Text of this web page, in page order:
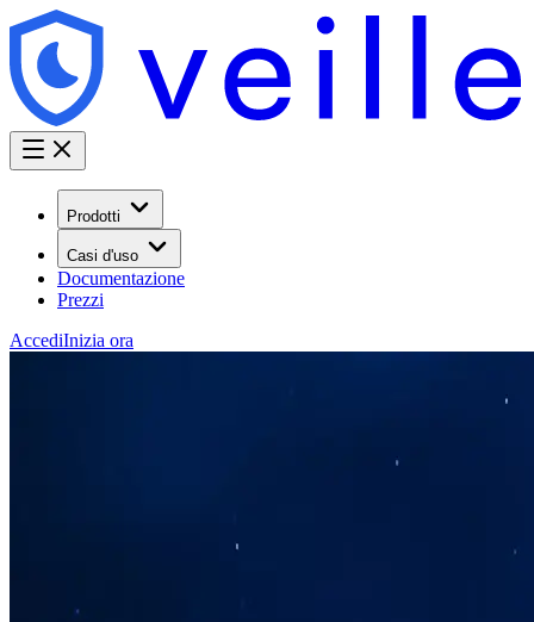
Prodotti
Casi d'uso
Documentazione
Prezzi
AccediInizia ora